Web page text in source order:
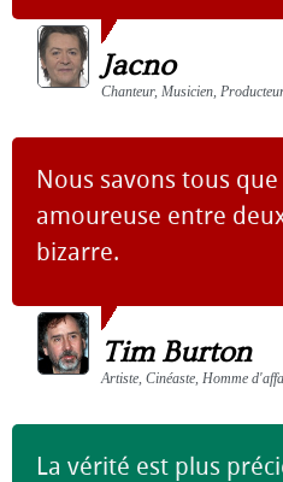
Jacno
Chanteur, Musicien,
Nous savons tous
amoureuse entre
bizarre.
Tim Burton
Artiste, Cinéaste, Homme
La vérité est plus